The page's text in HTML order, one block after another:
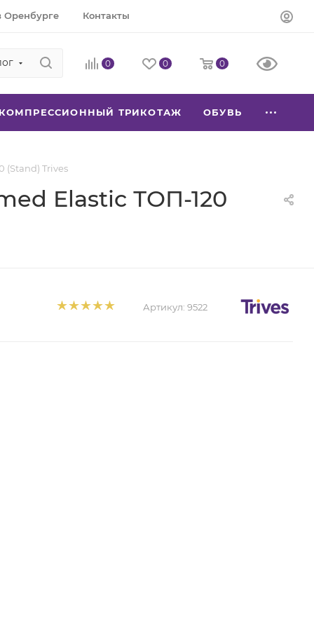
Оренбурге Контакты
0 0 0
КОМПРЕССИОННЫЙ ТРИКОТАЖ ОБУВЬ
(Stand) Trives
Elastic ТОП-120
Артикул: 9522